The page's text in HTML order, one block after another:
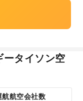
ータイソン空
航航空会社数